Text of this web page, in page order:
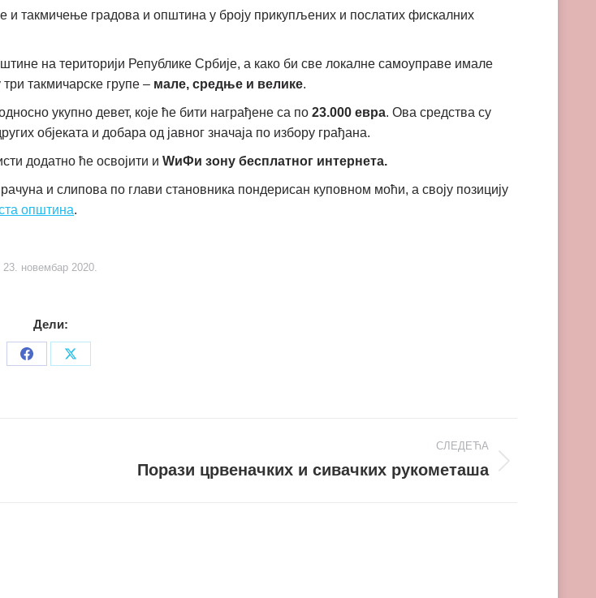
и такмичење градова и општина у броју прикупљених и послатих фискалних
на територији Републике Србије, а како би све локалне самоуправе имале
такмичарске групе – мале, средње и велике.
укупно девет, које ће бити награђене са по 23.000 евра. Ова средства су
објеката и добара од јавног значаја по избору грађана.
додатно ће освојити и WиФи зону бесплатног интернета.
и слипова по глави становника пондерисан куповном моћи, а своју позицију
општина.
23. новембар 2020.
Дели:
Share
Share
СЛЕДЕЋА
Порази црвеначких и сивачких рукометаша